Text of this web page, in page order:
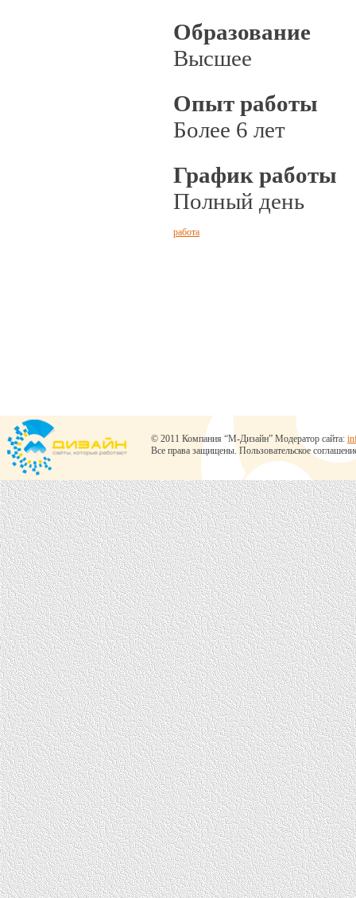
Образование
Высшее
Опыт работы
Более 6 лет
График работы
Полный день
работа
© 2011 Компания “М-Дизайн” Модератор сайта:
Все права защищены.Пользовательское